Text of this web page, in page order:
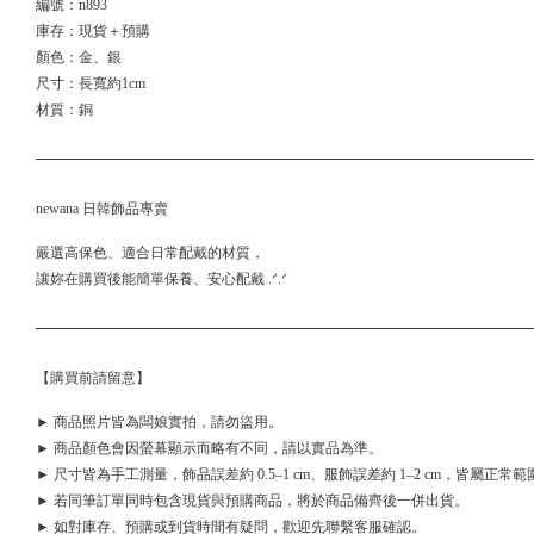
編號：n893
庫存：現貨＋預購
顏色：金、銀
尺寸：長寬約1cm
材質：銅
newana 日韓飾品專賣
嚴選高保色、適合日常配戴的材質，
讓妳在購買後能簡單保養、安心配戴 .ᐟ.ᐟ
【購買前請留意】
► 商品照片皆為闆娘實拍，請勿盜用。
► 商品顏色會因螢幕顯示而略有不同，請以實品為準。
► 尺寸皆為手工測量，飾品誤差約 0.5–1 cm、服飾誤差約 1–2 cm，皆屬正常範
► 若同筆訂單同時包含現貨與預購商品，將於商品備齊後一併出貨。
► 如對庫存、預購或到貨時間有疑問，歡迎先聯繫客服確認。